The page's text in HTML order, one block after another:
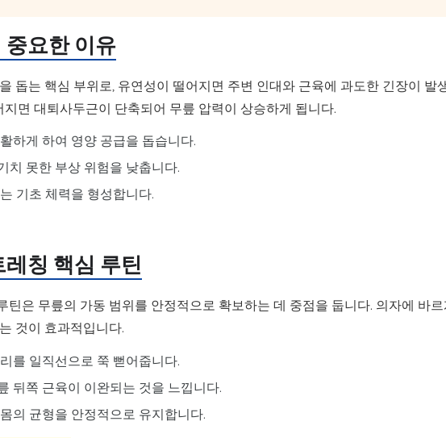
중요한 이유
돕는 핵심 부위로, 유연성이 떨어지면 주변 인대와 근육에 과도한 긴장이 발
면 대퇴사두근이 단축되어 무릎 압력이 상승하게 됩니다.
하게 하여 영양 공급을 돕습니다.
치 못한 부상 위험을 낮춥니다.
기초 체력을 형성합니다.
칭 핵심 루틴
틴은 무릎의 가동 범위를 안정적으로 확보하는 데 중점을 둡니다. 의자에 바
것이 효과적입니다.
를 일직선으로 쭉 뻗어줍니다.
뒤쪽 근육이 이완되는 것을 느낍니다.
의 균형을 안정적으로 유지합니다.